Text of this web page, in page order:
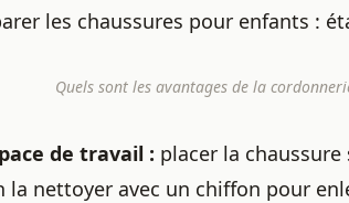
les chaussures pour enfants :
Quels sont les avantages de la
de travail : placer la
la nettoyer avec un chiffon pour